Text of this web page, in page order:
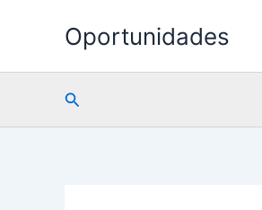
Oportunidades
Pesquisar